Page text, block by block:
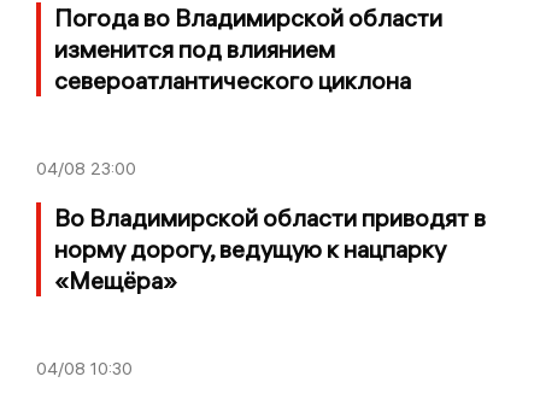
Погода во Владимирской области
изменится под влиянием
североатлантического циклона
04/08 23:00
Во Владимирской области приводят в
норму дорогу, ведущую к нацпарку
«Мещёра»
04/08 10:30